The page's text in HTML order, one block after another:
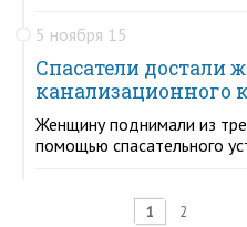
5 ноября 15
Спасатели достали
канализационного
Женщину поднимали из
помощью спасательного
1 2